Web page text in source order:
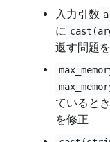
入力引数
に
返す問題
ていると
を修正